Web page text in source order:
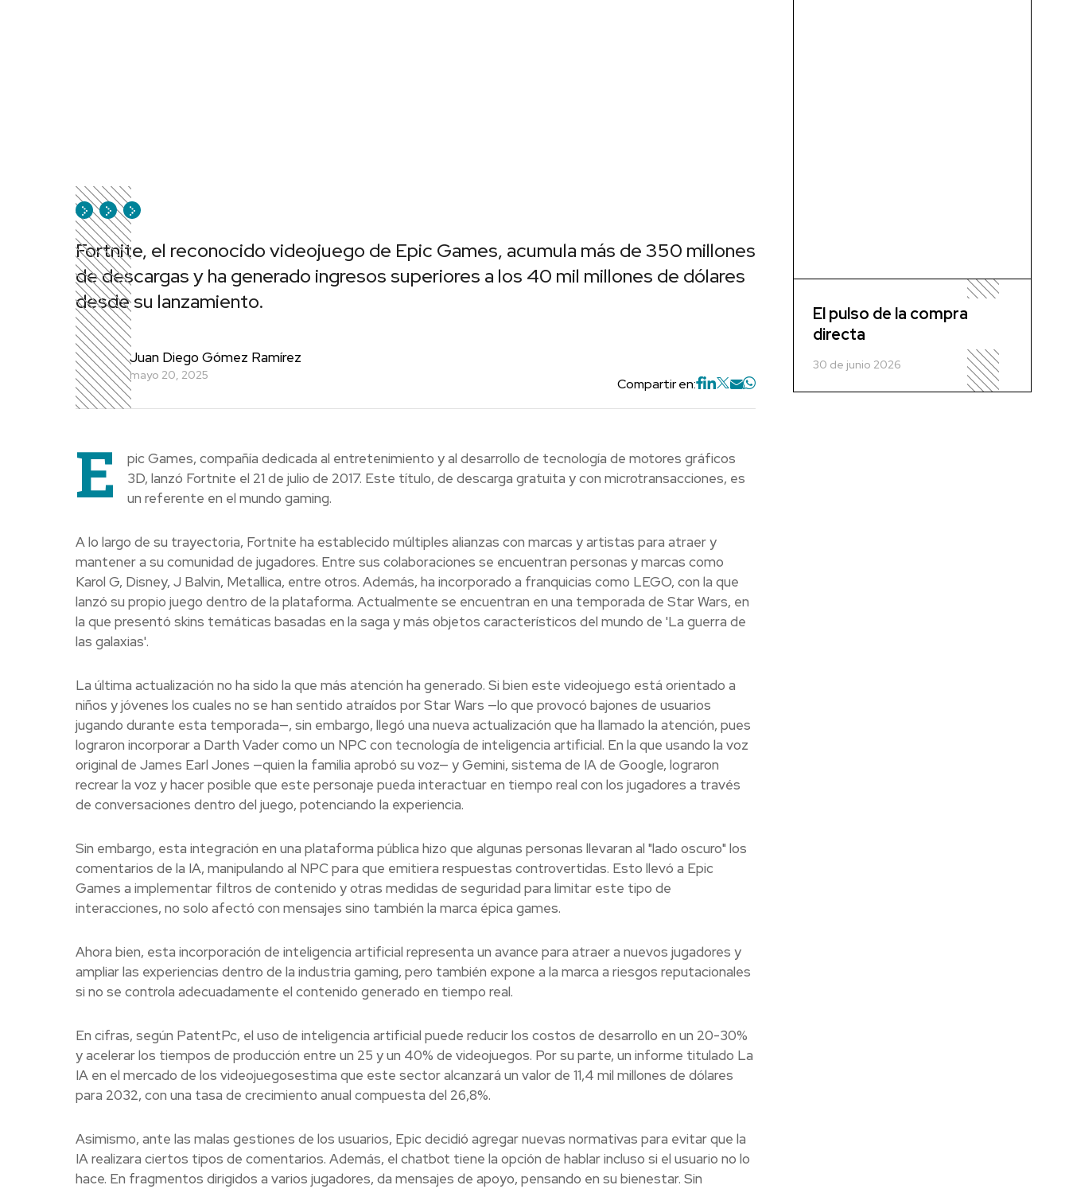
Fortnite, el reconocido videojuego de Epic Games, acumula más de 350 millones
de descargas y ha generado ingresos superiores a los 40 mil millones de dólares
desde su lanzamiento.
Juan Diego Gómez Ramírez
mayo 20, 2025
Compartir en:
E
pic Games, compañía dedicada al entretenimiento y al desarrollo de tecnología de motores gráficos
3D, lanzó Fortnite el 21 de julio de 2017. Este título, de descarga gratuita y con microtransacciones, es
un referente en el mundo gaming.
A lo largo de su trayectoria, Fortnite ha establecido múltiples alianzas con marcas y artistas para atraer y
mantener a su comunidad de jugadores. Entre sus colaboraciones se encuentran personas y marcas como
Karol G, Disney, J Balvin, Metallica, entre otros. Además, ha incorporado a franquicias como LEGO, con la que
lanzó su propio juego dentro de la plataforma. Actualmente se encuentran en una temporada de Star Wars, en
la que presentó skins temáticas basadas en la saga y más objetos característicos del mundo de 'La guerra de
las galaxias'.
La última actualización no ha sido la que más atención ha generado. Si bien este videojuego está orientado a
niños y jóvenes los cuales no se han sentido atraídos por Star Wars —lo que provocó bajones de usuarios
jugando durante esta temporada—, sin embargo, llegó una nueva actualización que ha llamado la atención, pues
lograron incorporar a Darth Vader como un NPC con tecnología de inteligencia artificial. En la que usando la voz
original de James Earl Jones —quien la familia aprobó su voz— y Gemini, sistema de IA de Google, lograron
recrear la voz y hacer posible que este personaje pueda interactuar en tiempo real con los jugadores a través
de conversaciones dentro del juego, potenciando la experiencia.
Sin embargo, esta integración en una plataforma pública hizo que algunas personas llevaran al "lado oscuro" los
comentarios de la IA, manipulando al NPC para que emitiera respuestas controvertidas. Esto llevó a Epic
Games a implementar filtros de contenido y otras medidas de seguridad para limitar este tipo de
interacciones, no solo afectó con mensajes sino también la marca épica games.
Ahora bien, esta incorporación de inteligencia artificial representa un avance para atraer a nuevos jugadores y
ampliar las experiencias dentro de la industria gaming, pero también expone a la marca a riesgos reputacionales
si no se controla adecuadamente el contenido generado en tiempo real.
En cifras, según PatentPc, el uso de inteligencia artificial puede reducir los costos de desarrollo en un 20-30%
y acelerar los tiempos de producción entre un 25 y un 40% de videojuegos. Por su parte, un informe titulado La
IA en el mercado de los videojuegosestima que este sector alcanzará un valor de 11,4 mil millones de dólares
para 2032, con una tasa de crecimiento anual compuesta del 26,8%.
Asimismo, ante las malas gestiones de los usuarios, Epic decidió agregar nuevas normativas para evitar que la
IA realizara ciertos tipos de comentarios. Además, el chatbot tiene la opción de hablar incluso si el usuario no lo
hace. En fragmentos dirigidos a varios jugadores, da mensajes de apoyo, pensando en su bienestar. Sin
El pulso de la compra
directa
30 de junio 2026